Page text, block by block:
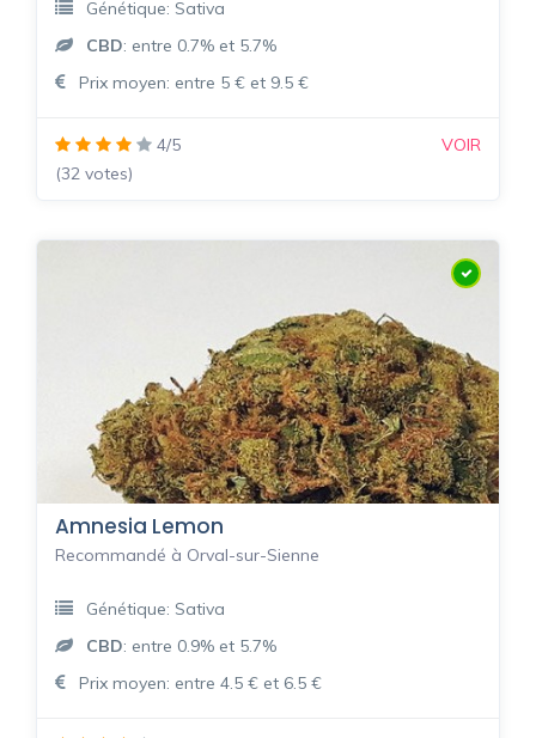
Génétique: Sativa
CBD: entre 0.7% et 5.7%
Prix moyen: entre 5 € et 9.5 €
4/5
(32 votes)
VOIR
Amnesia Lemon
Recommandé à Orval-sur-Sienne
Génétique: Sativa
CBD: entre 0.9% et 5.7%
Prix moyen: entre 4.5 € et 6.5 €